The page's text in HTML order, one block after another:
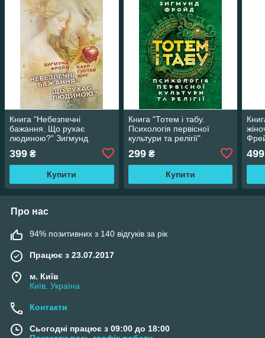
Книга "Небезпечні
бажання. Що рухає
людиною?" Зигмунд
Фрейд, Карл Густав Юнг
399 ₴
Купити
Книга "Тотем і табу.
Психологія первісної
культури та релігії"
299₴
Купити
499
Про нас
94% позитивних з 140 відгуків за рік
Працює з 23.07.2017
м. Київ
Київ, Україна
Контакти
Сьогодні працює з 09:00 до 18:00